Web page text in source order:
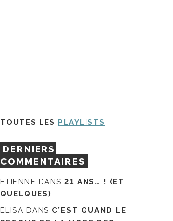
TOUTES LES PLAYLISTS
DERNIERS
COMMENTAIRES
ETIENNE DANS21 ANS… ! (ET
QUELQUES)
ELISA DANS C’EST QUAND LE